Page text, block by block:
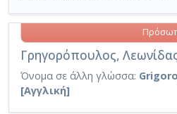
Γρηγορόπουλος,
Όνομα σε άλλη γλώσσα:
[Αγγλική]